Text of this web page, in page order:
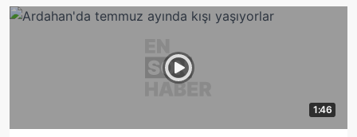
1:46